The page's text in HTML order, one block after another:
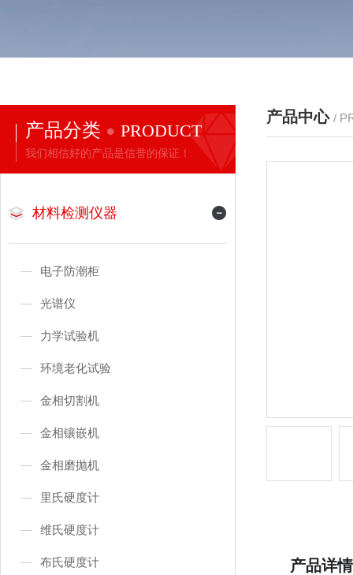
产品分类 PRODUCT
我们相信好的产品是信誉的保证！
材料检测仪器
电子防潮柜
光谱仪
力学试验机
环境老化试验
金相切割机
金相镶嵌机
金相磨抛机
里氏硬度计
维氏硬度计
布氏硬度计
产品中心 /
产品详情